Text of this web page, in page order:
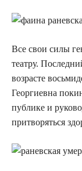
Все свои силы
театру.
возрасте
Георгиевна
публике и
притворяться